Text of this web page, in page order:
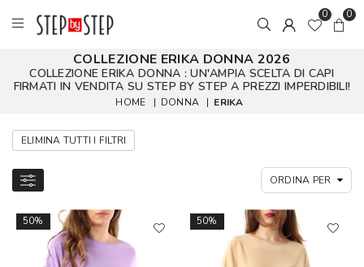
0 0
COLLEZIONE ERIKA DONNA 2026
COLLEZIONE ERIKA DONNA : UN'AMPIA SCELTA DI CAPI
FIRMATI IN VENDITA SU STEP BY STEP A PREZZI IMPERDIBILI!
HOME | DONNA | ERIKA
ELIMINA TUTTI I FILTRI
50% 50%